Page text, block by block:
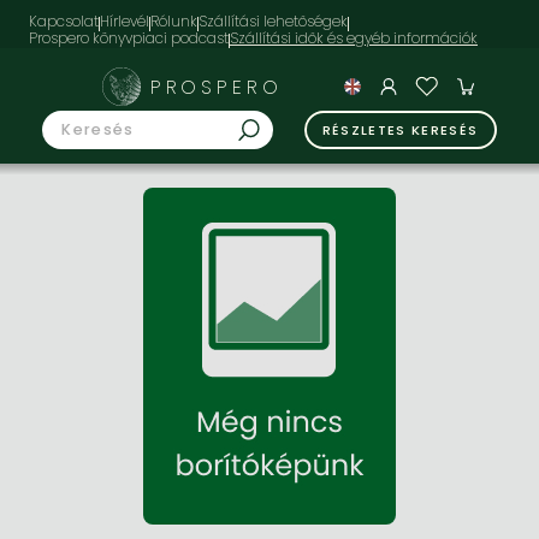
KapcsolatHírlevélRólunkSzállítási lehetőségek
Prospero könyvpiaci podcast
PROSPERO
RÉSZLETES KERESÉS